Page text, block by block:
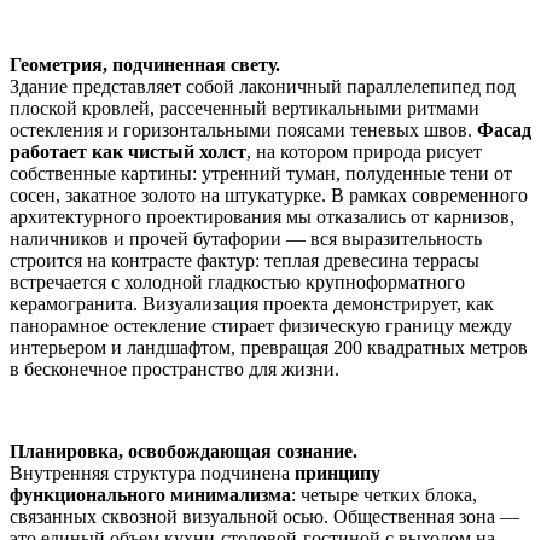
Геометрия, подчиненная свету.
Здание представляет собой лаконичный параллелепипед под
плоской кровлей, рассеченный вертикальными ритмами
остекления и горизонтальными поясами теневых швов. Фасад
работает как чистый холст, на котором природа рисует
собственные картины: утренний туман, полуденные тени от
сосен, закатное золото на штукатурке. В рамках современного
архитектурного проектирования мы отказались от карнизов,
наличников и прочей бутафории — вся выразительность
строится на контрасте фактур: теплая древесина террасы
встречается с холодной гладкостью крупноформатного
керамогранита. Визуализация проекта демонстрирует, как
панорамное остекление стирает физическую границу между
интерьером и ландшафтом, превращая 200 квадратных метров
в бесконечное пространство для жизни.
Планировка, освобождающая сознание.
Внутренняя структура подчинена принципу
функционального минимализма: четыре четких блока,
связанных сквозной визуальной осью. Общественная зона —